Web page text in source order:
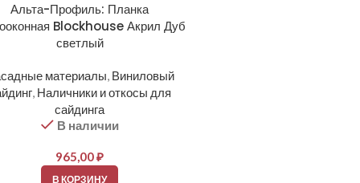
Альта-Профиль: Планка
Blockhouse Акрил Дуб
светлый
материалы, Виниловый
, Наличники и откосы для
сайдинга
В наличии
965,00₽
В КОРЗИНУ